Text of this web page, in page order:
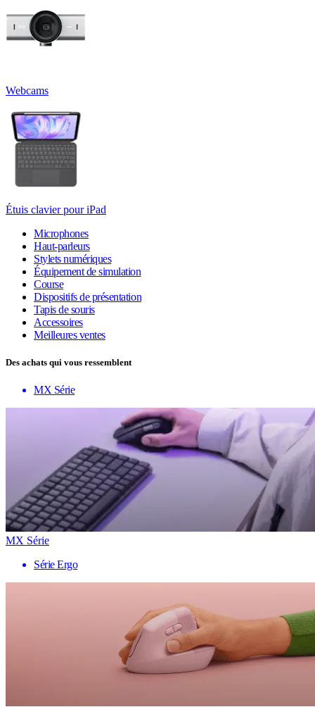
Webcams
Étuis clavier pour iPad
Microphones
Haut-parleurs
Stylets numériques
Équipement de simulation
Course
Dispositifs de présentation
Tapis de souris
Accessoires
Meilleures ventes
Des achats qui vous ressemblent
MX Série
MX Série
Série Ergo